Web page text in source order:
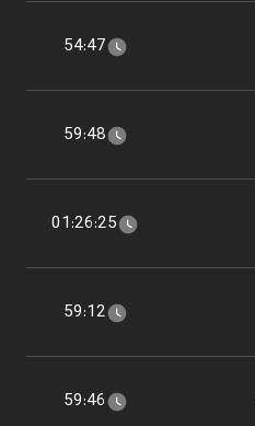
54:47
59:48
01:26:25
59:12
59:46